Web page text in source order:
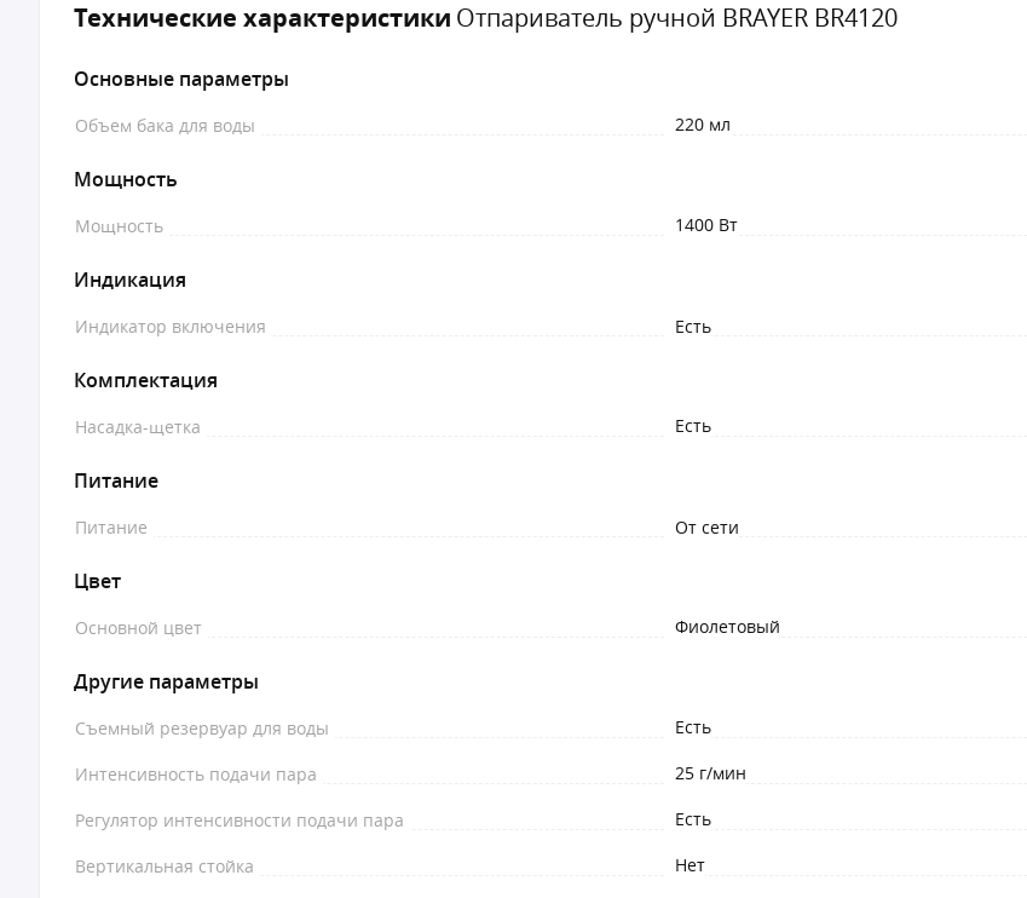
Технические характеристики Отпариватель ручной BRAYER BR4120
Основные параметры
Объем бака для воды 220 мл
Мощность
Мощность 1400 Вт
Индикация
Индикатор включения Есть
Комплектация
Насадка-щетка Есть
Питание
Питание От сети
Цвет
Основной цвет Фиолетовый
Другие параметры
Съемный резервуар для воды Есть
Интенсивность подачи пара 25 г/мин
Регулятор интенсивности подачи пара Есть
Вертикальная стойка Нет